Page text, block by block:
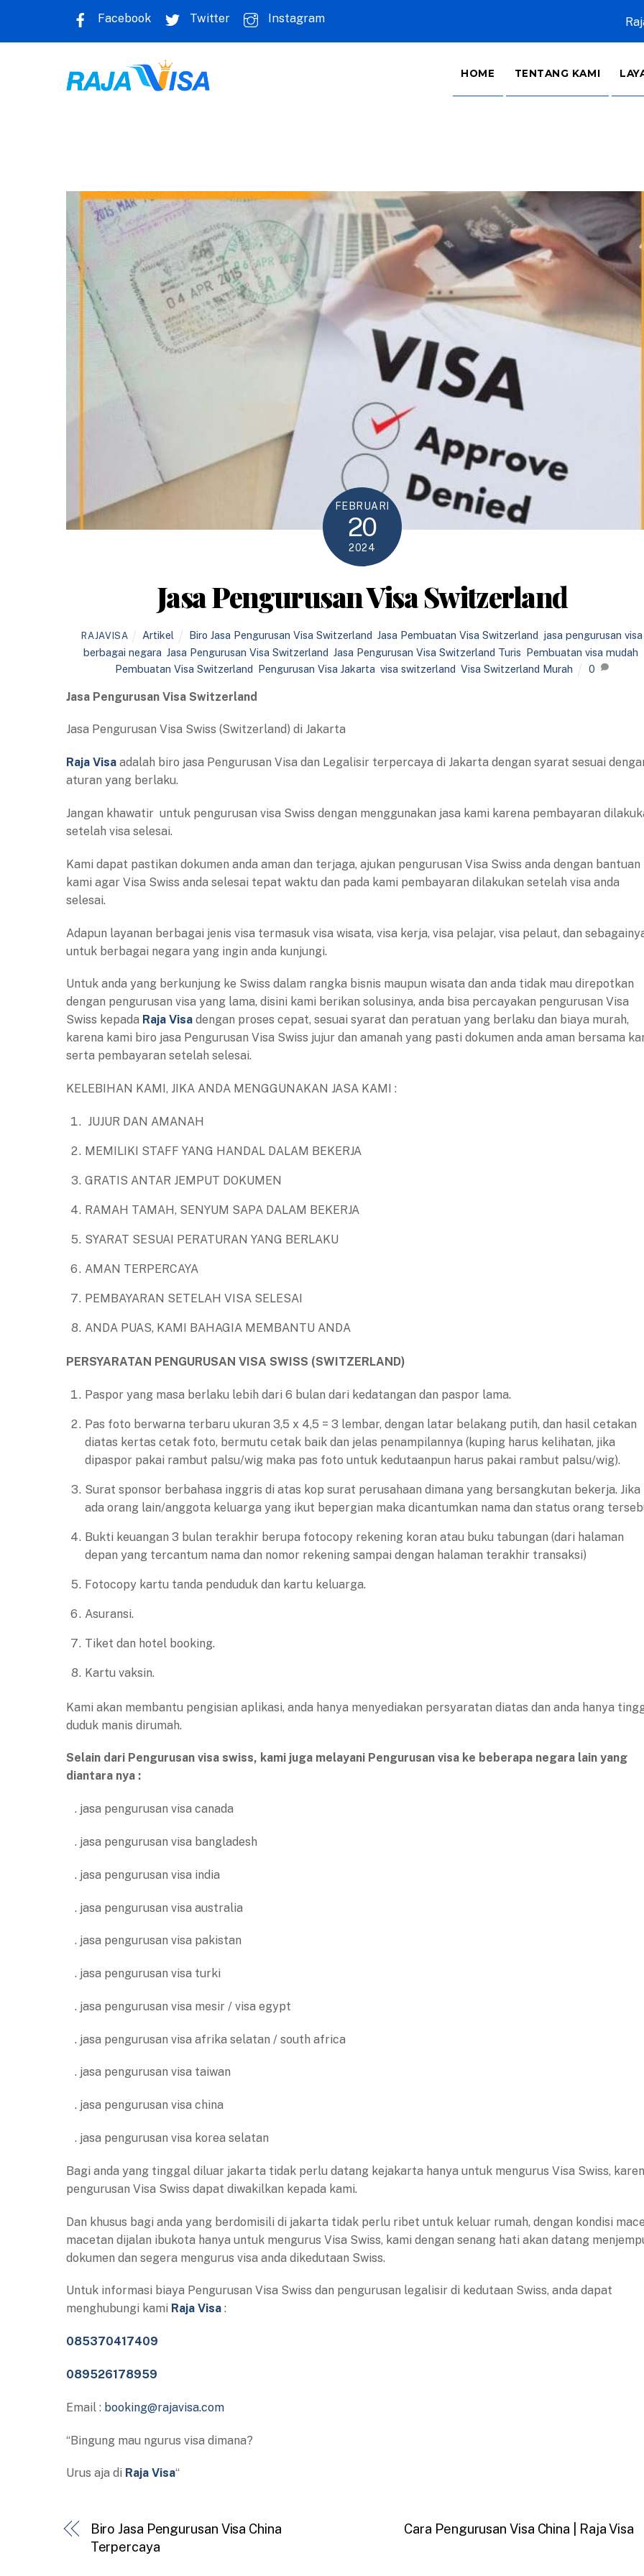
content
Facebook Twitter Instagram
HOME TENTANG KAMI
FEBRUARI
20
2024
Jasa Pengurusan Visa Switzerland
RAJAVISA Artikel Biro Jasa Pengurusan Visa Switzerland ,Jasa Pembuatan Visa Switzerland jasa pengurusan visa
berbagai negara ,Jasa Pengurusan Visa Switzerland ,Jasa Pengurusan Visa Switzerland Turis Pembuatan visa mudah
Pembuatan Visa Switzerland Pengurusan Visa Jakarta ,visa switzerland ,Visa Switzerland Murah 0
Jasa Pengurusan Visa Switzerland
Jasa Pengurusan Visa Swiss (Switzerland) di Jakarta
Raja Visa adalah biro jasa Pengurusan Visa dan Legalisir terpercaya di Jakarta dengan syarat sesuai
aturan yang berlaku.
Jangan khawatir untuk pengurusan visa Swiss dengan menggunakan jasa kami karena pembayaran
setelah visa selesai.
Kami dapat pastikan dokumen anda aman dan terjaga, ajukan pengurusan Visa Swiss anda dengan bantuan
kami agar Visa Swiss anda selesai tepat waktu dan pada kami pembayaran dilakukan setelah visa anda
selesai.
Adapun layanan berbagai jenis visa termasuk visa wisata, visa kerja, visa pelajar, visa pelaut, dan
untuk berbagai negara yang ingin anda kunjungi.
Untuk anda yang berkunjung ke Swiss dalam rangka bisnis maupun wisata dan anda tidak mau direpotkan
dengan pengurusan visa yang lama, disini kami berikan solusinya, anda bisa percayakan pengurusan Visa
Swiss kepada Raja Visa dengan proses cepat, sesuai syarat dan peratuan yang berlaku dan biaya murah,
karena kami biro jasa Pengurusan Visa Swiss jujur dan amanah yang pasti dokumen anda aman bersama
serta pembayaran setelah selesai.
KELEBIHAN KAMI, JIKA ANDA MENGGUNAKAN JASA KAMI :
JUJUR DAN AMANAH
MEMILIKI STAFF YANG HANDAL DALAM BEKERJA
GRATIS ANTAR JEMPUT DOKUMEN
RAMAH TAMAH, SENYUM SAPA DALAM BEKERJA
SYARAT SESUAI PERATURAN YANG BERLAKU
AMAN TERPERCAYA
PEMBAYARAN SETELAH VISA SELESAI
ANDA PUAS, KAMI BAHAGIA MEMBANTU ANDA
PERSYARATAN PENGURUSAN VISA SWISS (SWITZERLAND)
Paspor yang masa berlaku lebih dari 6 bulan dari kedatangan dan paspor lama.
Pas foto berwarna terbaru ukuran 3,5 x 4,5 = 3 lembar, dengan latar belakang putih, dan hasil cetakan
diatas kertas cetak foto, bermutu cetak baik dan jelas penampilannya (kuping harus kelihatan, jika
dipaspor pakai rambut palsu/wig maka pas foto untuk kedutaanpun harus pakai rambut palsu/wig).
Surat sponsor berbahasa inggris di atas kop surat perusahaan dimana yang bersangkutan bekerja. Jika
ada orang lain/anggota keluarga yang ikut bepergian maka dicantumkan nama dan status orang
Bukti keuangan 3 bulan terakhir berupa fotocopy rekening koran atau buku tabungan (dari halaman
depan yang tercantum nama dan nomor rekening sampai dengan halaman terakhir transaksi)
Fotocopy kartu tanda penduduk dan kartu keluarga.
Asuransi.
Tiket dan hotel booking.
Kartu vaksin.
Kami akan membantu pengisian aplikasi, anda hanya menyediakan persyaratan diatas dan anda hanya
duduk manis dirumah.
Selain dari Pengurusan visa swiss, kami juga melayani Pengurusan visa ke beberapa negara lain yang
diantara nya :
. jasa pengurusan visa canada
. jasa pengurusan visa bangladesh
. jasa pengurusan visa india
. jasa pengurusan visa australia
. jasa pengurusan visa pakistan
. jasa pengurusan visa turki
. jasa pengurusan visa mesir / visa egypt
. jasa pengurusan visa afrika selatan / south africa
. jasa pengurusan visa taiwan
. jasa pengurusan visa china
. jasa pengurusan visa korea selatan
Bagi anda yang tinggal diluar jakarta tidak perlu datang kejakarta hanya untuk mengurus Visa Swiss,
pengurusan Visa Swiss dapat diwakilkan kepada kami.
Dan khusus bagi anda yang berdomisili di jakarta tidak perlu ribet untuk keluar rumah, dengan kondisi
macetan dijalan ibukota hanya untuk mengurus Visa Swiss, kami dengan senang hati akan datang
dokumen dan segera mengurus visa anda dikedutaan Swiss.
Untuk informasi biaya Pengurusan Visa Swiss dan pengurusan legalisir di kedutaan Swiss, anda dapat
menghubungi kami Raja Visa :
085370417409
089526178959
Email : booking@rajavisa.com
“Bingung mau ngurus visa dimana?
Urus aja di Raja Visa“
Biro Jasa Pengurusan Visa China
Terpercaya
Cara Pengurusan Visa China | Raja Visa